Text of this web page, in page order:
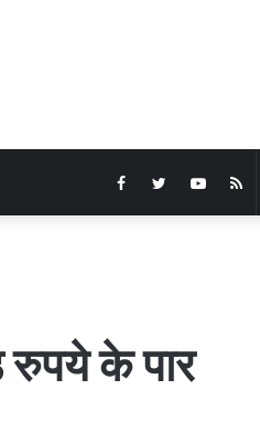
RSS
YouTube
Twitter
Facebook
रुपये के पार